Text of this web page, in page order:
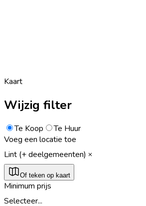
Kaart
Wijzig filter
Te Koop
Te Huur
Voeg een locatie toe
Lint (+ deelgemeenten)
Of teken op kaart
Minimum prijs
Selecteer...